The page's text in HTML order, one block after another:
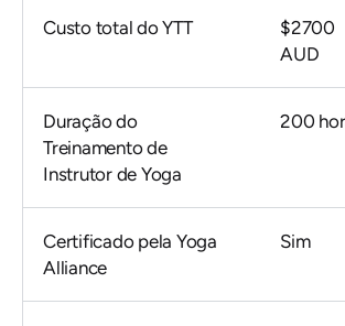
Custo total do YTT
$2700
AUD
Duração do
Treinamento de
Instrutor de Yoga
200
Certificado pela Yoga
Alliance
Sim